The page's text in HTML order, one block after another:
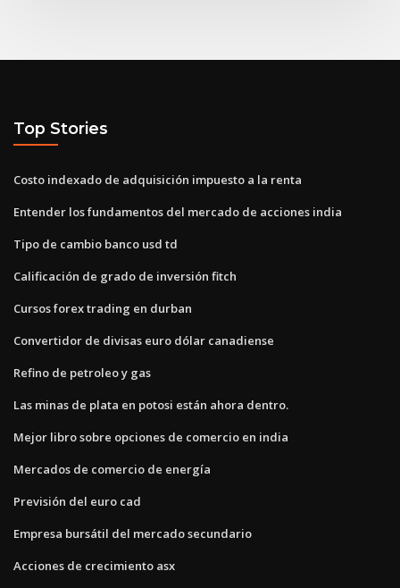
Top Stories
Costo indexado de adquisición impuesto a la renta
Entender los fundamentos del mercado de acciones india
Tipo de cambio banco usd td
Calificación de grado de inversión fitch
Cursos forex trading en durban
Convertidor de divisas euro dólar canadiense
Refino de petroleo y gas
Las minas de plata en potosi están ahora dentro.
Mejor libro sobre opciones de comercio en india
Mercados de comercio de energía
Previsión del euro cad
Empresa bursátil del mercado secundario
Acciones de crecimiento asx